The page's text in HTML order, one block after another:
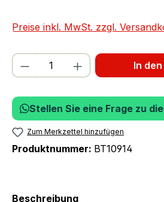
Preise inkl. MwSt. zzgl.
Produkt Anzahl: Gib
In
Stellen Sie eine Frage zu
Zum Merkzettel hinzufügen
Produktnummer: BT10914
Beschreibung